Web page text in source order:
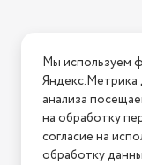
Нашли
2026 ©
Мы используем
Яндекс.Метрика
анализа
на обработку
согласие на
обработку